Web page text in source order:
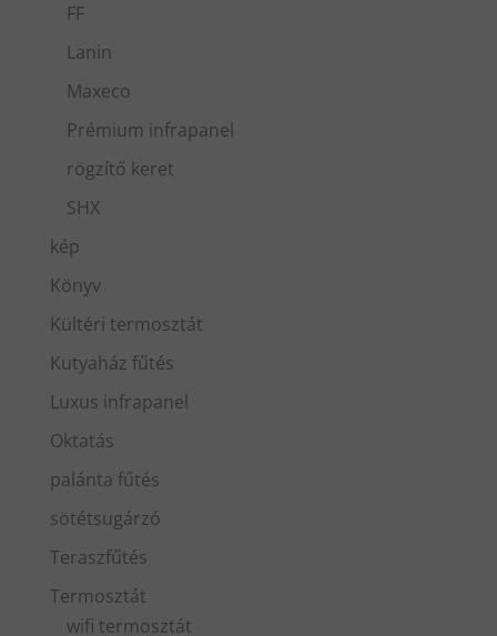
FF
Lanin
Maxeco
Prémium infrapanel
rögzítő keret
SHX
kép
Könyv
Kültéri termosztát
Kutyaház fűtés
Luxus infrapanel
Oktatás
palánta fűtés
sötétsugárzó
Teraszfűtés
Termosztát
wifi termosztát